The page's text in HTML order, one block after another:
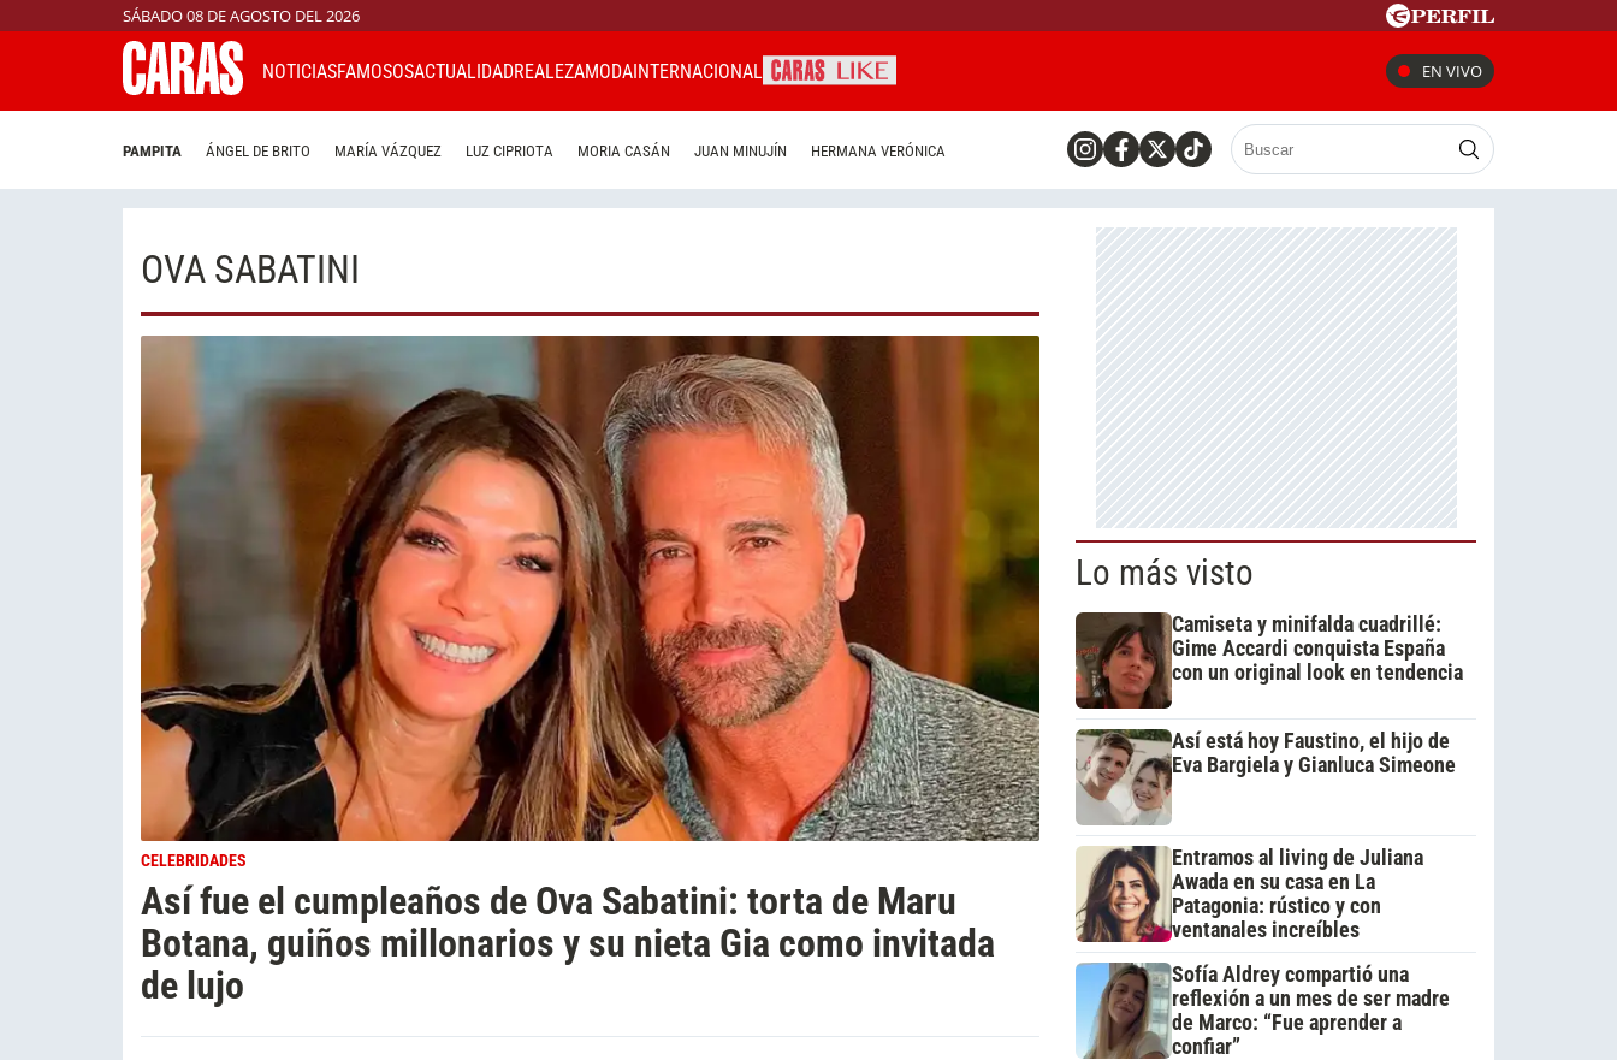
SÁBADO 08 DE AGOSTO DEL 2026
NOTICIASFAMOSOSACTUALIDADREALEZAMODAINTERNACIONAL EN VIVO
PAMPITA ÁNGEL DE BRITO MARÍA VÁZQUEZ LUZ CIPRIOTA MORIA CASÁN JUAN MINUJÍN HERMANA VERÓNICA
OVA SABATINI
CELEBRIDADES
Así fue el cumpleaños de Ova Sabatini: torta de Maru
Botana, guiños millonarios y su nieta Gia como invitada
de lujo
Lo más visto
Camiseta y minifalda cuadrillé:
Gime Accardi conquista España
con un original look en tendencia
Así está hoy Faustino, el hijo de
Eva Bargiela y Gianluca Simeone
Entramos al living de Juliana
Awada en su casa en La
Patagonia: rústico y con
ventanales increíbles
Sofía Aldrey compartió una
reflexión a un mes de ser madre
de Marco: “Fue aprender a
confiar”